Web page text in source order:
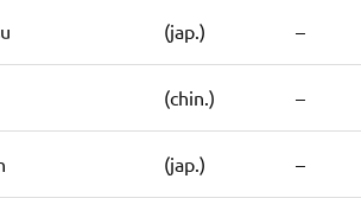
(jap.) –
(chin.) –
(jap.) –